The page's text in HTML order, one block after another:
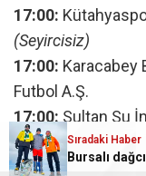
17:00:
(Seyircisiz)
17:00: Karacabey
Futbol A.Ş.
17:00:
(Seyircisiz)
19:00:MKE
Sıradaki Haber
Bursalı